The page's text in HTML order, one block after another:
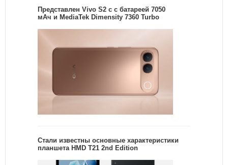
Представлен Vivo S2 с с батареей 7050
мАч и MediaTek Dimensity 7360 Turbo
Стали известны основные характеристики
планшета HMD T21 2nd Edition